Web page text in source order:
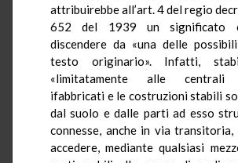
attribuirebbe all’art. 4 del regio
652 del 1939
un significato
discendere da «una delle
testo originario». Infatti,
«limitatamente alle centrali
ifabbricati e le costruzioni stabili
dal suolo e dalle parti ad esso
connesse, anche in via transitoria,
accedere, mediante qualsiasi